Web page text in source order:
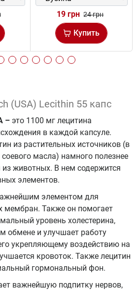
19 грн 24 грн
Купить
(USA) Lecithin 55 капс
– это 1100 мг лецитина
в каждой капсуле.
из растительных источников (в
масла) намного полезнее
животных. В нем содержится
элементов.
элементом для
мембран. Также он помогает
уровень холестерина,
обмене и улучшает работу
укрепляющему воздействию на
кровоток. Также лецитин
гормональный фон.
важнейшую подпитку нервов,